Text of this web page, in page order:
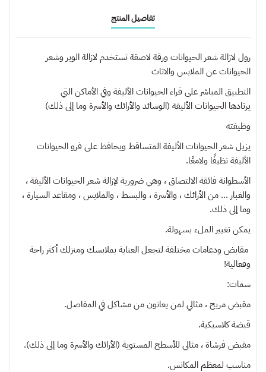
تفاصيل المنتج
رول لازالة شعر الحيوانات ورقة لاصقة تستخدم لازالة الوبر وشعر
الحيوانات عن الملابس والاثاث
التطبيق المباشر على فراء الحيوانات الأليفة وفي الأماكن التي
يرتادها الحيوانات الأليفة (الوسائد والأرائك والأسرة وما إلى ذلك)
وظيفته
يزيل شعر الحيوانات الأليفة المتساقط ويحافظ على فرو الحيوانات
الأليفة نظيفًا ولامعًا.
الأسطوانة فائقة الالتصاق ، وهي ضرورية لإزالة شعر الحيوانات الأليفة ،
والغبار ... من الأرائك ، والأسرة ، والبسط ، والملابس ، ومقاعد السيارة ،
وما إلى ذلك.
يمكن تغيير الملء بسهولة.
مقابض ودعامات مختلفة لتجعل العناية بملابسك ومنزلك أكثر راحة
وفعالية!
سمات:
مقبض مريح ، مثالي لمن يعانون من مشاكل في المفاصل.
قبضة كلاسيكية.
مقبض فرشاة ، مثالي للأسطح المستوية (الأرائك والأسرة وما إلى ذلك).
مناسب لمعظم المكانس.